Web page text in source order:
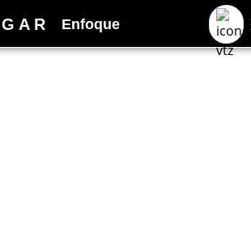
G A R Enfoque